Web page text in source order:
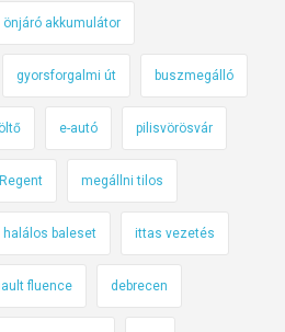
önjáró akkumulátor
gyorsforgalmi út buszmegálló
e-autó pilisvörösvár
Regent megállni tilos
halálos baleset ittas vezetés
fluence debrecen